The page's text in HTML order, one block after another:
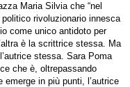
Maria Silvia che “nel
rivoluzionario innesca
come unico antidoto per
è la scrittrice stessa. Ma
stessa. Sara Poma
che è, oltrepassando
emerge in più punti, l’autrice